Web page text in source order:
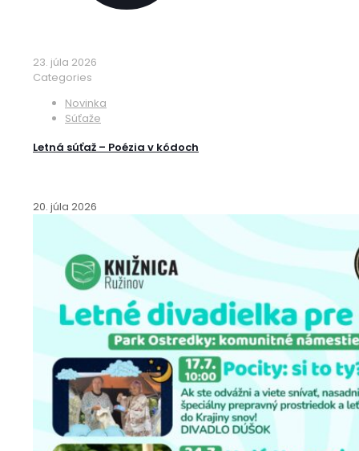
23. júla 2026
Categories
Novinka
Súťaže
Letná súťaž – Poézia v kódoch
20. júla 2026